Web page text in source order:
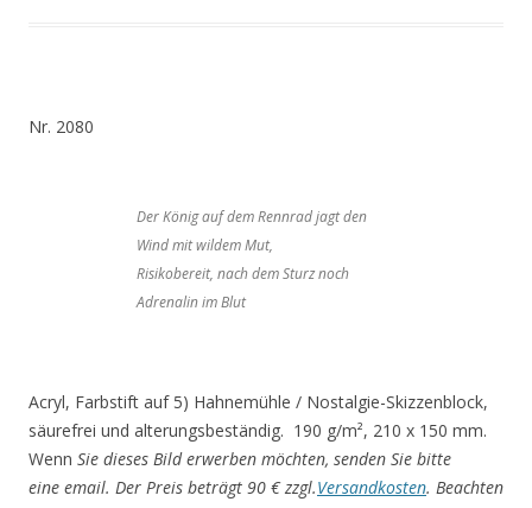
Nr. 2080
Der König auf dem Rennrad jagt den
Wind mit wildem Mut,
Risikobereit, nach dem Sturz noch
Adrenalin im Blut
Acryl, Farbstift auf 5) Hahnemühle / Nostalgie-Skizzenblock,
säurefrei und alterungsbeständig. 190 g/m², 210 x 150 mm.
Wenn Sie dieses Bild erwerben möchten, senden Sie bitte
eine email. Der Preis beträgt 90 € zzgl.Versandkosten. Beachten